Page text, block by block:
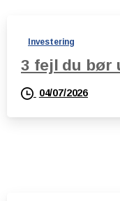
Investering
3 fejl du bør
04/07/2026